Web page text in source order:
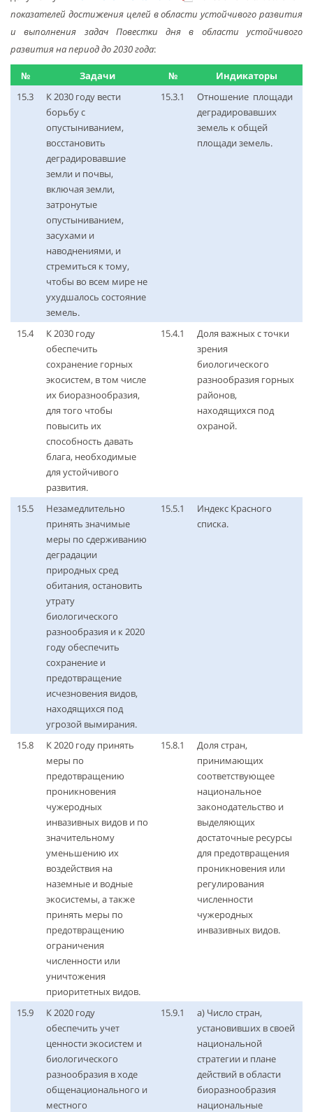
показателей достижения целей в области устойчивого развития
и выполнения задач Повестки дня в области устойчивого
развития на период до 2030 года:
№ Задачи №
Индикаторы
15.3
К 2030 году вести
борьбу с
опустыниванием,
восстановить
деградировавшие
земли и почвы,
включая земли,
затронутые
опустыниванием,
засухами и
наводнениями, и
стремиться к тому,
чтобы во всем мире не
ухудшалось состояние
земель.
15.3.1
Отношение площади
деградировавших
земель к общей
площади земель.
15.4
К 2030 году
обеспечить
сохранение горных
экосистем, в том числе
их биоразнообразия,
для того чтобы
повысить их
способность давать
блага, необходимые
для устойчивого
развития.
15.4.1
Доля важных с точки
зрения
биологического
разнообразия горных
районов,
находящихся под
охраной.
15.5
Незамедлительно
принять значимые
меры по сдерживанию
деградации
природных сред
обитания, остановить
утрату
биологического
разнообразия и к 2020
году обеспечить
сохранение и
предотвращение
исчезновения видов,
находящихся под
угрозой вымирания.
15.5.1
Индекс Красного
списка.
15.8
К 2020 году принять
меры по
предотвращению
проникновения
чужеродных
инвазивных видов и по
значительному
уменьшению их
воздействия на
наземные и водные
экосистемы, а также
принять меры по
предотвращению
ограничения
численности или
уничтожения
приоритетных видов.
15.8.1
Доля стран,
принимающих
соответствующее
национальное
законодательство и
выделяющих
достаточные ресурсы
для предотвращения
проникновения или
регулирования
численности
чужеродных
инвазивных видов.
15.9
К 2020 году
обеспечить учет
ценности экосистем и
биологического
разнообразия в ходе
общенационального и
местного
15.9.1
a) Число стран,
установивших в своей
национальной
стратегии и плане
действий в области
биоразнообразия
национальные